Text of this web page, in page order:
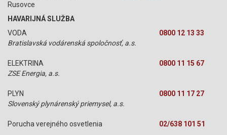
Rusovce
HAVARIJNÁ SLUŽBA
VODA
Bratislavská vodárenská spoločnosť, a.s.
0800 12 13 33
ELEKTRINA
ZSE Energia, a.s.
0800 11 15 67
PLYN
Slovenský plynárenský priemysel, a.s.
0800 11 17 27
Porucha verejného osvetlenia 02/638 101 51